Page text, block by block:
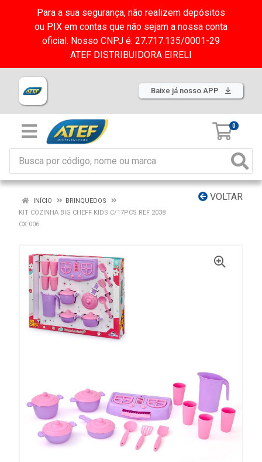
Para a sua segurança, não realizem depósitos
ou PIX em contas que não sejam a nossa conta
oficial. Nosso CNPJ é: 27.717.135/0001-29
ATEF DISTRIBUIDORA EIRELI
Baixe já nosso APP
0
VOLTAR
INÍCIO
BRINQUEDOS
KIT COZINHA BIG CHEFF KIDS C/17PCS REF 2038
CX:006